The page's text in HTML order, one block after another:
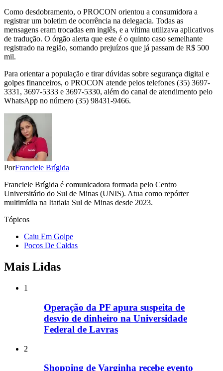
Como desdobramento, o PROCON orientou a consumidora a
registrar um boletim de ocorrência na delegacia. Todas as
mensagens eram trocadas em inglês, e a vítima utilizava aplicativos
de tradução. O órgão alerta que este é o quinto caso semelhante
registrado na região, somando prejuízos que já passam de R$ 500
mil.
Para orientar a população e tirar dúvidas sobre segurança digital e
golpes financeiros, o PROCON atende pelos telefones (35) 3697-
3331, 3697-5333 e 3697-5330, além do canal de atendimento pelo
WhatsApp no número (35) 98431-9466.
PorFranciele Brígida
Franciele Brígida é comunicadora formada pelo Centro
Universitário do Sul de Minas (UNIS). Atua como repórter
multimídia na Itatiaia Sul de Minas desde 2023.
Tópicos
Caiu Em Golpe
Pocos De Caldas
Mais Lidas
1
Operação da PF apura suspeita de
desvio de dinheiro na Universidade
Federal de Lavras
2
Shopping de Varginha recebe evento